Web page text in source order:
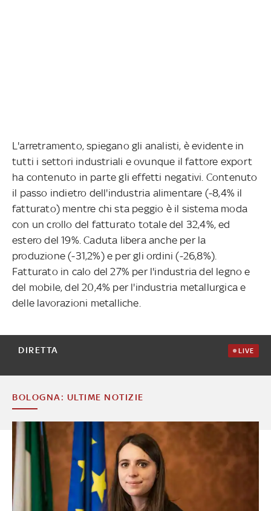
L'arretramento, spiegano gli analisti, è evidente in
tutti i settori industriali e ovunque il fattore export
ha contenuto in parte gli effetti negativi. Contenuto
il passo indietro dell'industria alimentare (-8,4% il
fatturato) mentre chi sta peggio è il sistema moda
con un crollo del fatturato totale del 32,4%, ed
estero del 19%. Caduta libera anche per la
produzione (-31,2%) e per gli ordini (-26,8%).
Fatturato in calo del 27% per l'industria del legno e
del mobile, del 20,4% per l'industria metallurgica e
delle lavorazioni metalliche.
DIRETTA LIVE
BOLOGNA: ULTIME NOTIZIE